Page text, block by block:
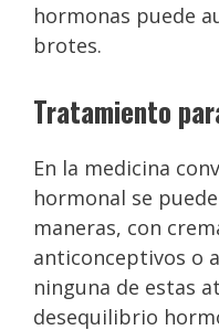
hormonas puede
brotes.
Tratamiento
En la medicina
hormonal se
maneras, con
anticonceptivos o
ninguna de estas
desequilibrio